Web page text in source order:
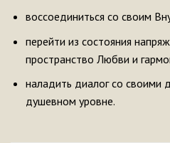
воссоединиться со своим
перейти из состояния
пространство Любви и
наладить диалог со своими
душевном уровне.